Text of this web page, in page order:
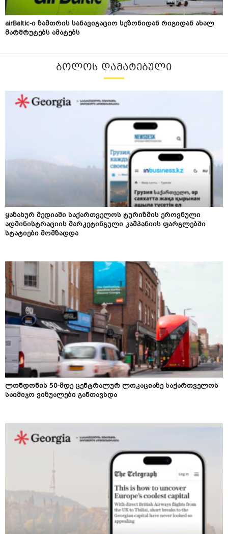
airBaltic-ი ზამთრის სანავიგაციო სეზონიდან რიგიდან ახალ
მარშრუტებს ამატებს
ᲑᲝᲚᲝᲡ ᲓᲐᲛᲐᲢᲔᲑᲣᲚᲘ
ყაზახურ მედიაში საქართველოს ტურიზმის ეროვნული
ადმინისტრაციის მარკეტინგული კამპანიის ფარგლებში
სტატიები მომზადდა
ლონდონის 50-მდე ცენტრალურ ლოკაციაზე საქართველოს
საიმიჯო ვიზუალები განთავსდა